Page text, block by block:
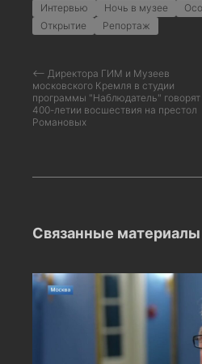
Интервью Ночь в музее
Открытие
Репортаж
⟵ Директора ГИМ и Музеев
московского Кремля в студии
программы "Наблюдатель" говорят
400-летии восшествия на престол
Романовых
Связанные материалы